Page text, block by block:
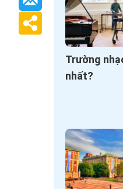
Trường
nhất?